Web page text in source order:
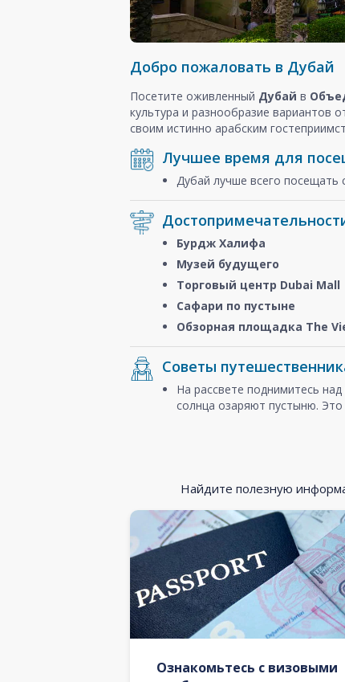
Добро пожаловать в Дубай
Посетите оживленный Дубай в
культура и разнообразие вариантов
своим истинно арабским
Лучшее время для
Дубай лучше всего посещать
Бурдж Халифа
Музей будущего
Торговый центр Dubai Mall
Сафари по пустыне
Обзорная площадка The
Советы
На рассвете поднимитесь над
солнца озаряют пустыню.
Найдите полезную
Ознакомьтесь с визовыми